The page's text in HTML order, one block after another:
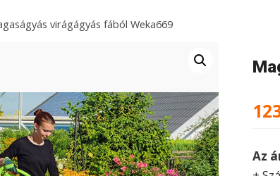
virágágyás fából Weka669
Az